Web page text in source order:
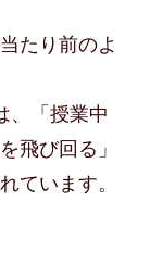
たり前のよ
、「授業中
飛び回る」
ています。